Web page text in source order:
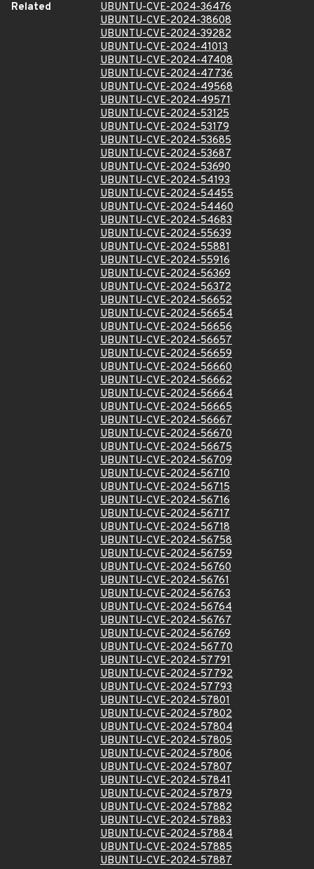
Related
UBUNTU-CVE-2024-36476
UBUNTU-CVE-2024-38608
UBUNTU-CVE-2024-39282
UBUNTU-CVE-2024-41013
UBUNTU-CVE-2024-47408
UBUNTU-CVE-2024-47736
UBUNTU-CVE-2024-49568
UBUNTU-CVE-2024-49571
UBUNTU-CVE-2024-53125
UBUNTU-CVE-2024-53179
UBUNTU-CVE-2024-53685
UBUNTU-CVE-2024-53687
UBUNTU-CVE-2024-53690
UBUNTU-CVE-2024-54193
UBUNTU-CVE-2024-54455
UBUNTU-CVE-2024-54460
UBUNTU-CVE-2024-54683
UBUNTU-CVE-2024-55639
UBUNTU-CVE-2024-55881
UBUNTU-CVE-2024-55916
UBUNTU-CVE-2024-56369
UBUNTU-CVE-2024-56372
UBUNTU-CVE-2024-56652
UBUNTU-CVE-2024-56654
UBUNTU-CVE-2024-56656
UBUNTU-CVE-2024-56657
UBUNTU-CVE-2024-56659
UBUNTU-CVE-2024-56660
UBUNTU-CVE-2024-56662
UBUNTU-CVE-2024-56664
UBUNTU-CVE-2024-56665
UBUNTU-CVE-2024-56667
UBUNTU-CVE-2024-56670
UBUNTU-CVE-2024-56675
UBUNTU-CVE-2024-56709
UBUNTU-CVE-2024-56710
UBUNTU-CVE-2024-56715
UBUNTU-CVE-2024-56716
UBUNTU-CVE-2024-56717
UBUNTU-CVE-2024-56718
UBUNTU-CVE-2024-56758
UBUNTU-CVE-2024-56759
UBUNTU-CVE-2024-56760
UBUNTU-CVE-2024-56761
UBUNTU-CVE-2024-56763
UBUNTU-CVE-2024-56764
UBUNTU-CVE-2024-56767
UBUNTU-CVE-2024-56769
UBUNTU-CVE-2024-56770
UBUNTU-CVE-2024-57791
UBUNTU-CVE-2024-57792
UBUNTU-CVE-2024-57793
UBUNTU-CVE-2024-57801
UBUNTU-CVE-2024-57802
UBUNTU-CVE-2024-57804
UBUNTU-CVE-2024-57805
UBUNTU-CVE-2024-57806
UBUNTU-CVE-2024-57807
UBUNTU-CVE-2024-57841
UBUNTU-CVE-2024-57879
UBUNTU-CVE-2024-57882
UBUNTU-CVE-2024-57883
UBUNTU-CVE-2024-57884
UBUNTU-CVE-2024-57885
UBUNTU-CVE-2024-57887